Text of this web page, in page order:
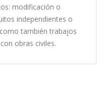
modificación o
independientes o
también trabajos
obras civiles.